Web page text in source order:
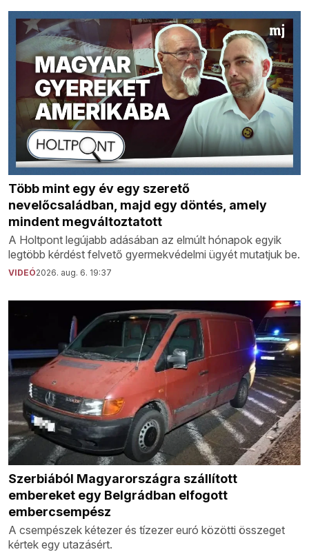
Több mint egy év egy szerető
nevelőcsaládban, majd egy döntés, amely
mindent megváltoztatott
A Holtpont legújabb adásában az elmúlt hónapok egyik
legtöbb kérdést felvető gyermekvédelmi ügyét mutatjuk be.
VIDEÓ2026. aug. 6. 19:37
Szerbiából Magyarországra szállított
embereket egy Belgrádban elfogott
embercsempész
A csempészek kétezer és tízezer euró közötti összeget
kértek egy utazásért.